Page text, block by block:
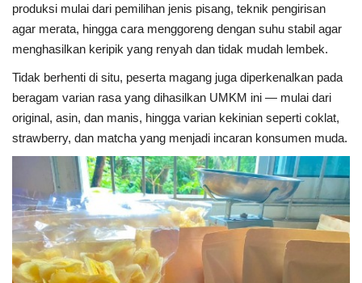
produksi mulai dari pemilihan jenis pisang, teknik pengirisan
agar merata, hingga cara menggoreng dengan suhu stabil agar
menghasilkan keripik yang renyah dan tidak mudah lembek.
Tidak berhenti di situ, peserta magang juga diperkenalkan pada
beragam varian rasa yang dihasilkan UMKM ini — mulai dari
original, asin, dan manis, hingga varian kekinian seperti coklat,
strawberry, dan matcha yang menjadi incaran konsumen muda.